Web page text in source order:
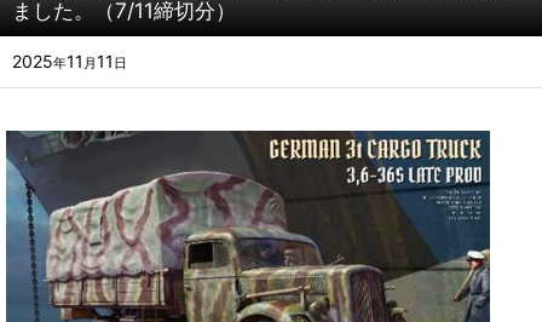
ました。（7/11締切分）
2025年11 月11 日